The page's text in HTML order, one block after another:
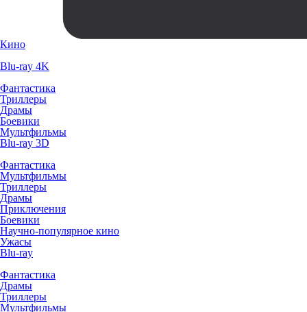
Кино
Blu-ray 4K
Фантастика
Триллеры
Драмы
Боевики
Мультфильмы
Blu-ray 3D
Фантастика
Мультфильмы
Триллеры
Драмы
Приключения
Боевики
Научно-популярное кино
Ужасы
Blu-ray
Фантастика
Драмы
Триллеры
Мультфильмы